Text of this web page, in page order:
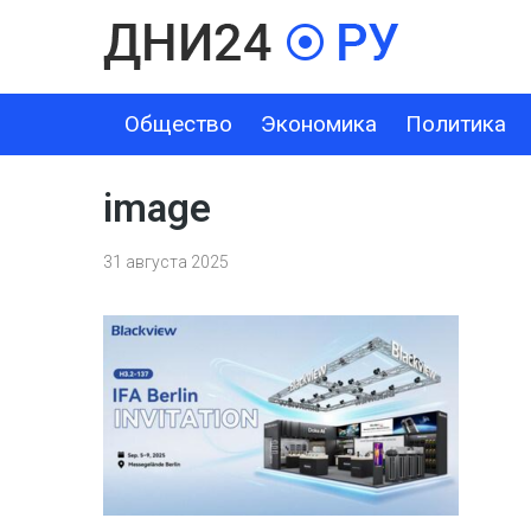
Общество Экономика Политика
ЭКОНОМИКА ПОЛИТИКА ШОУ-БИЗНЕС
image
31 августа 2025